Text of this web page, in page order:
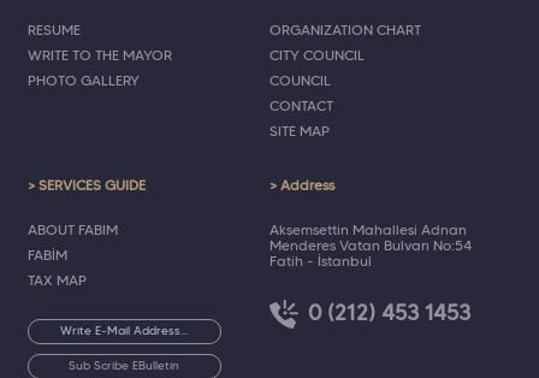
RESUME
WRITE TO THE MAYOR
PHOTO GALLERY
ORGANIZATION CHART
CITY COUNCIL
COUNCIL
CONTACT
SITE MAP
> SERVICES GUIDE
ABOUT FABIM
FABİM
TAX MAP
Sub Scribe EBulletin
> Address
Akşemsettin Mahallesi Adnan
Menderes Vatan Bulvarı No:54
Fatih - İstanbul
0 (212) 453 1453